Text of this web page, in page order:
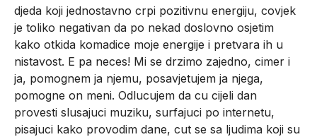
djeda koji jednostavno crpi pozitivnu energiju, covjek
je toliko negativan da po nekad doslovno osjetim
kako otkida komadice moje energije i pretvara ih u
nistavost. E pa neces! Mi se drzimo zajedno, cimer i
ja, pomognem ja njemu, posavjetujem ja njega,
pomogne on meni. Odlucujem da cu cijeli dan
provesti slusajuci muziku, surfajuci po internetu,
pisajuci kako provodim dane, cut se sa ljudima koji su